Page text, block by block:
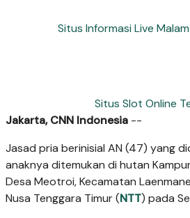
Situs Informasi Live
Situs Slot Online
Jakarta, CNN Indonesia --
Jasad pria berinisial AN (47) yang
anaknya ditemukan di hutan
Desa Meotroi, Kecamatan
Nusa Tenggara Timur (NTT) pada